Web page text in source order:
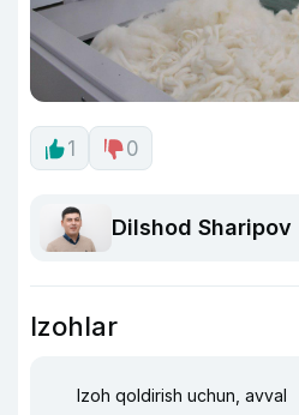
1 0
Dilshod Sharipov
Izohlar
Izoh qoldirish uchun, avval